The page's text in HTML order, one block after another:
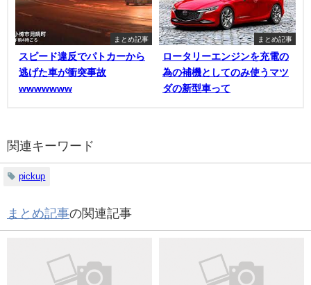
まとめ記事
スピード違反でパトカーから
逃げた車が衝突事故
wwwwwww
まとめ記事
ロータリーエンジンを充電の
為の補機としてのみ使うマツ
ダの新型車って
関連キーワード
pickup
まとめ記事の関連記事